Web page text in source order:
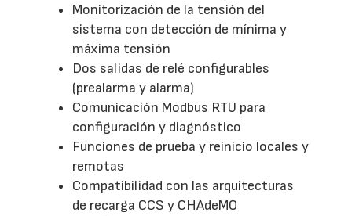
Monitorización de la tensión del
sistema con detección de mínima y
máxima tensión
Dos salidas de relé configurables
(prealarma y alarma)
Comunicación Modbus RTU para
configuración y diagnóstico
Funciones de prueba y reinicio locales y
remotas
Compatibilidad con las arquitecturas
de recarga CCS y CHAdeMO